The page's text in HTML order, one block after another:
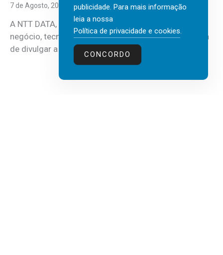
7 de Agosto, 2026
A NTT DATA, consultora global em serviços de
negócio, tecnologia e inteligência artificial (IA), acaba
de divulgar a mais recente...
publicidade. Para mais informação
leia a nossa
Política de privacidade e cookies.
CONCORDO